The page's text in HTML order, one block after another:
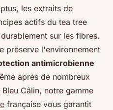
les extraits de
actifs du tea tree
sur les fibres.
préserve l'environnement
antimicrobienne
après de nombreux
Câlin, notre gamme
française vous garantit